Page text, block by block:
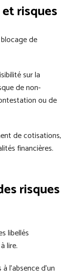
risques
de
sur la
de non-
ou de
de cotisations,
financières.
risques
libellés
lire.
l'absence d'un